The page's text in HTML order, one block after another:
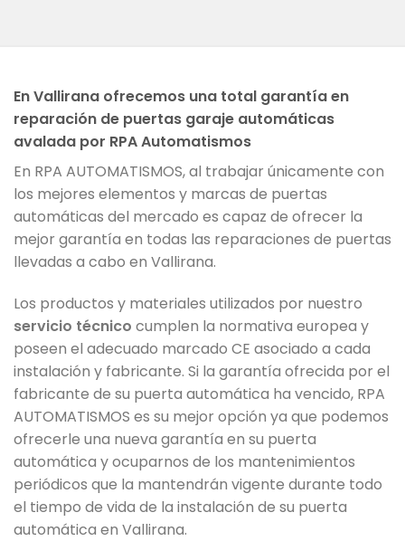
En Vallirana ofrecemos una total garantía en
reparación de puertas garaje automáticas
avalada por RPA Automatismos
En RPA AUTOMATISMOS, al trabajar únicamente con
los mejores elementos y marcas de puertas
automáticas del mercado es capaz de ofrecer la
mejor garantía en todas las reparaciones de puertas
llevadas a cabo en Vallirana.
Los productos y materiales utilizados por nuestro
servicio técnico cumplen la normativa europea y
poseen el adecuado marcado CE asociado a cada
instalación y fabricante. Si la garantía ofrecida por el
fabricante de su puerta automática ha vencido, RPA
AUTOMATISMOS es su mejor opción ya que podemos
ofrecerle una nueva garantía en su puerta
automática y ocuparnos de los mantenimientos
periódicos que la mantendrán vigente durante todo
el tiempo de vida de la instalación de su puerta
automática en Vallirana.